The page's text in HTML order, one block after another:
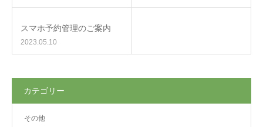
スマホ予約管理のご案内
2023.05.10
カテゴリー
その他